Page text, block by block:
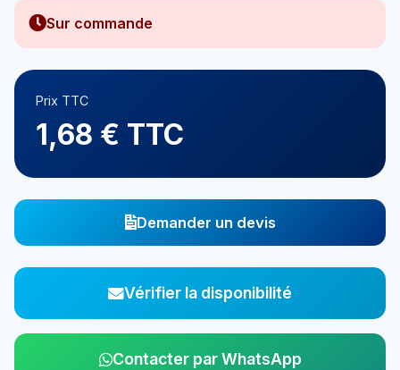
Sur commande
Prix TTC
1,68 € TTC
Demander un devis
Vérifier la disponibilité
Contacter par WhatsApp